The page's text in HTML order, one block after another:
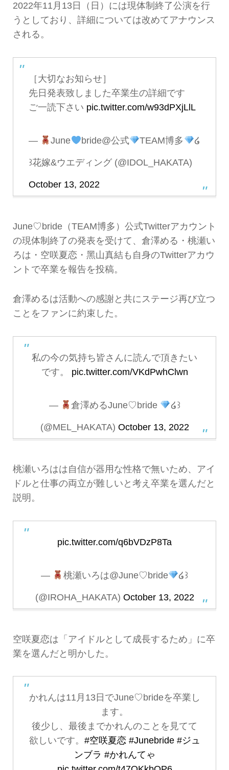
2022年11月13日（日）には現体制終了公演を行
うとしており、詳細については改めてアナウンス
される。
［大切なお知らせ］
先日発表致しました卒業生の詳細です
ご一読下さい pic.twitter.com/w93dPXjLlL
— June bride@公式 TEAM博多 ໒
꒱花嫁&ウエディング (@IDOL_HAKATA)
October 13, 2022
June♡bride（TEAM博多）公式Twitterアカウント
の現体制終了の発表を受けて、倉澤める・桃瀬い
ろは・空咲夏恋・黑山真結も自身のTwitterアカウ
ントで卒業を報告を投稿。
倉澤めるは活動への感謝と共にステージ再び立つ
ことをファンに約束した。
私の今の気持ち皆さんに読んで頂きたい
です。 pic.twitter.com/VKdPwhClwn
— 倉澤めるJune♡bride ໒꒱
(@MEL_HAKATA) October 13, 2022
桃瀬いろはは自信が器用な性格で無いため、アイ
ドルと仕事の両立が難しいと考え卒業を選んだと
説明。
pic.twitter.com/q6bVDzP8Ta
— 桃瀬いろは@June♡bride ໒꒱
(@IROHA_HAKATA) October 13, 2022
空咲夏恋は「アイドルとして成長するため」に卒
業を選んだと明かした。
かれんは11月13日でJune♡brideを卒業し
ます。
後少し、最後までかれんのことを見てて
欲しいです。 #空咲夏恋 #Junebride #ジュ
ンブラ #かれんてゃ